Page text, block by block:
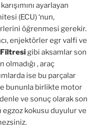
ayarlayan
(ECU) ‘nun,
öğrenmesi gerekir.
enjektörler egr valfi ve
Filtresigibi aksamlar son
, araç
ise bu parçalar
bununla birlikte motor
ve sonuç olarak son
egzoz kokusu duyulur ve